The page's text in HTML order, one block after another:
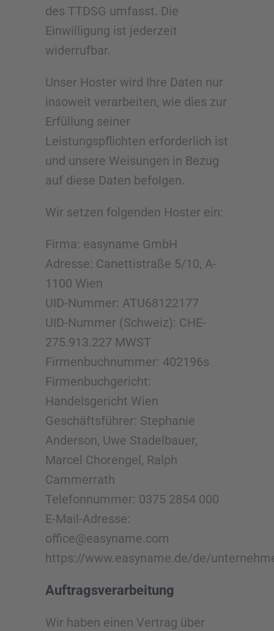
des TTDSG umfasst. Die
Einwilligung ist jederzeit
widerrufbar.
Unser Hoster wird Ihre Daten nur
insoweit verarbeiten, wie dies zur
Erfüllung seiner
Leistungspflichten erforderlich ist
und unsere Weisungen in Bezug
auf diese Daten befolgen.
Wir setzen folgenden Hoster ein:
Firma: easyname GmbH
Adresse: Canettistraße 5/10, A-
1100 Wien
UID-Nummer: ATU68122177
UID-Nummer (Schweiz): CHE-
275.913.227 MWST
Firmenbuchnummer: 402196s
Firmenbuchgericht:
Handelsgericht Wien
Geschäftsführer: Stephanie
Anderson, Uwe Stadelbauer,
Marcel Chorengel, Ralph
Cammerrath
Telefonnummer: 0375 2854 000
E-Mail-Adresse:
office@easyname.com
https://www.easyname.de/de/
Auftragsverarbeitung
Wir haben einen Vertrag über